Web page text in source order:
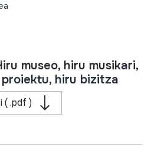
museo, hiru musikari,
hiru bizitza
( .pdf )